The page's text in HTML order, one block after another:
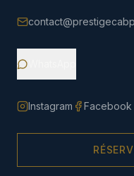
Instagram Facebook